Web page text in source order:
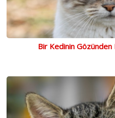
Bir Kedinin Gözünden